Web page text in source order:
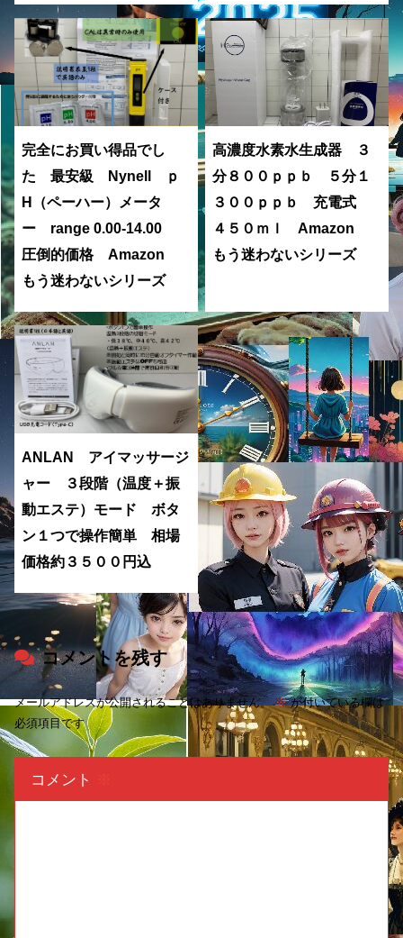
完全にお買い得品でし
た 最安級 Nynell ｐ
H（ペーハー）メータ
ー range 0.00-14.00
圧倒的価格 Amazon
もう迷わないシリーズ
高濃度水素水生成器 ３
分８００ｐｐｂ ５分１
３００ｐｐｂ 充電式
４５０ｍｌ Amazon
もう迷わないシリーズ
ANLAN アイマッサージ
ャー ３段階（温度＋振
動エステ）モード ボタ
ン１つで操作簡単 相場
価格約３５００円込
コメントを残す
メールアドレスが公開されることはありません。 ※が付いている欄は
必須項目です
コメント